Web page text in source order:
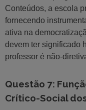
Conteúdos, a escola
fornecendo
ativa na
devem ter significado
professor é não-
Questão 7:
Crítico-Social